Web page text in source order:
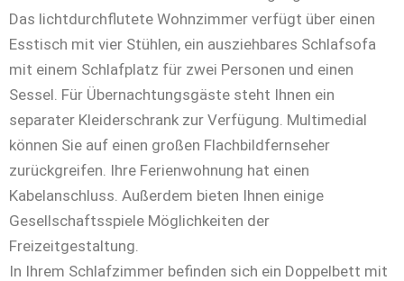
Das lichtdurchflutete Wohnzimmer verfügt über einen
Esstisch mit vier Stühlen, ein ausziehbares Schlafsofa
mit einem Schlafplatz für zwei Personen und einen
Sessel. Für Übernachtungsgäste steht Ihnen ein
separater Kleiderschrank zur Verfügung. Multimedial
können Sie auf einen großen Flachbildfernseher
zurückgreifen. Ihre Ferienwohnung hat einen
Kabelanschluss. Außerdem bieten Ihnen einige
Gesellschaftsspiele Möglichkeiten der
Freizeitgestaltung.
In Ihrem Schlafzimmer befinden sich ein Doppelbett mit